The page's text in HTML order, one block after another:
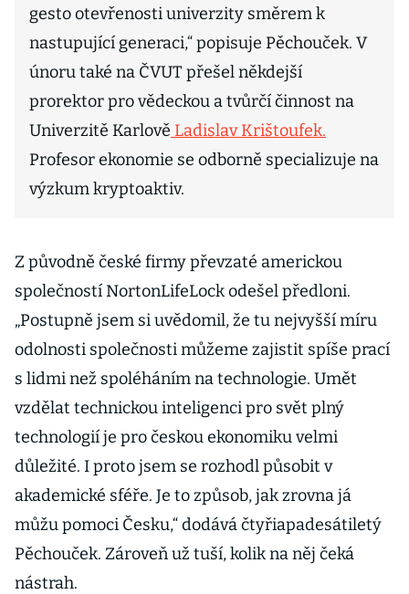
gesto otevřenosti univerzity směrem k
nastupující generaci,“ popisuje Pěchouček. V
únoru také na ČVUT přešel někdejší
prorektor pro vědeckou a tvůrčí činnost na
Univerzitě Karlově Ladislav Krištoufek.
Profesor ekonomie se odborně specializuje na
výzkum kryptoaktiv.
Z původně české firmy převzaté americkou
společností NortonLifeLock odešel předloni.
„Postupně jsem si uvědomil, že tu nejvyšší míru
odolnosti společnosti můžeme zajistit spíše prací
s lidmi než spoléháním na technologie. Umět
vzdělat technickou inteligenci pro svět plný
technologií je pro českou ekonomiku velmi
důležité. I proto jsem se rozhodl působit v
akademické sféře. Je to způsob, jak zrovna já
můžu pomoci Česku,“ dodává čtyřiapadesátiletý
Pěchouček. Zároveň už tuší, kolik na něj čeká
nástrah.